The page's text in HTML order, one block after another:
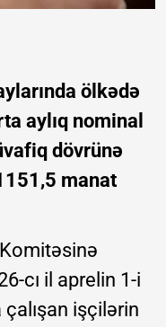
ölkədə
aylıq nominal
dövrünə
manat
cı il aprelin 1-i
işçilərin